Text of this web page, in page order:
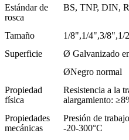
Estándar de
rosca
BS, TNP, DIN,
Tamaño
1/8",1/4",3/8",1/
Superficie
Ø Galvanizado
ØNegro normal
Propiedad
física
Resistencia a la
alargamiento:
Propiedades
mecánicas
Presión de
-20-300°C